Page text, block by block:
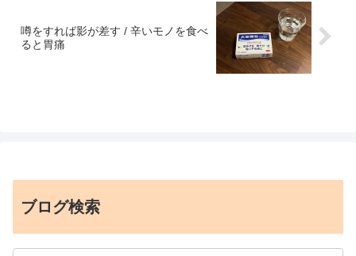
噂をすれば影が差す / 辛いモノを食べ
ると胃痛
ブログ検索